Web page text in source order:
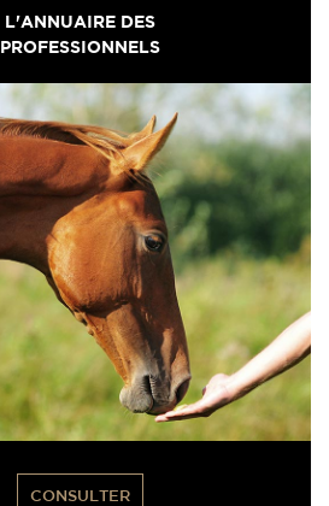
L'ANNUAIRE DES
PROFESSIONNELS
CONSULTER